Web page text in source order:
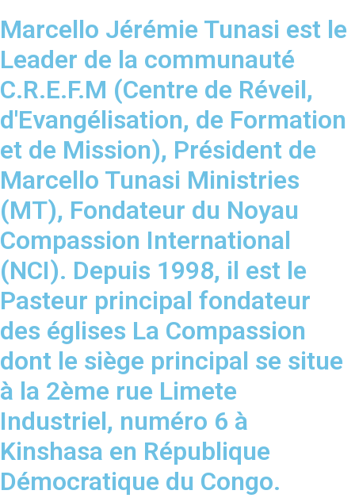
Marcello Jérémie Tunasi est le
Leader de la communauté
C.R.E.F.M (Centre de Réveil,
d'Evangélisation, de Formation
et de Mission), Président de
Marcello Tunasi Ministries
(MT), Fondateur du Noyau
Compassion International
(NCI). Depuis 1998, il est le
Pasteur principal fondateur
des églises La Compassion
dont le siège principal se situe
à la 2ème rue Limete
Industriel, numéro 6 à
Kinshasa en République
Démocratique du Congo.